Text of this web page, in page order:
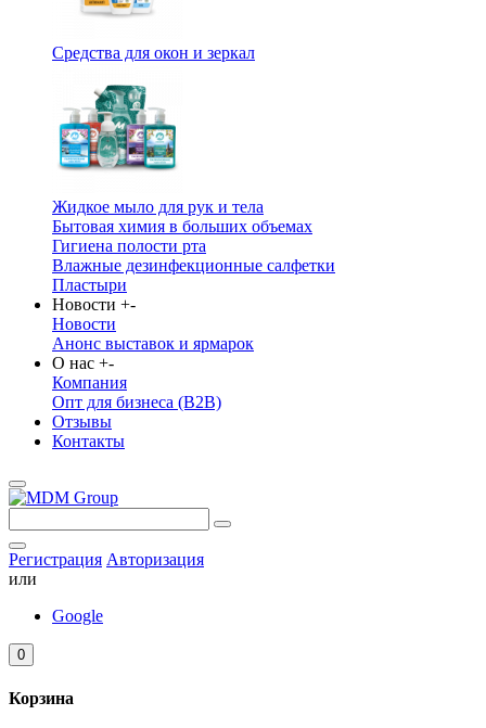
Средства для окон и зеркал
Жидкое мыло для рук и тела
Бытовая химия в больших объемах
Гигиена полости рта
Влажные дезинфекционные салфетки
Пластыри
Новости +-
Новости
Анонс выставок и ярмарок
О нас +-
Компания
Опт для бизнеса (B2B)
Отзывы
Контакты
Регистрация Авторизация
или
Google
0
Корзина